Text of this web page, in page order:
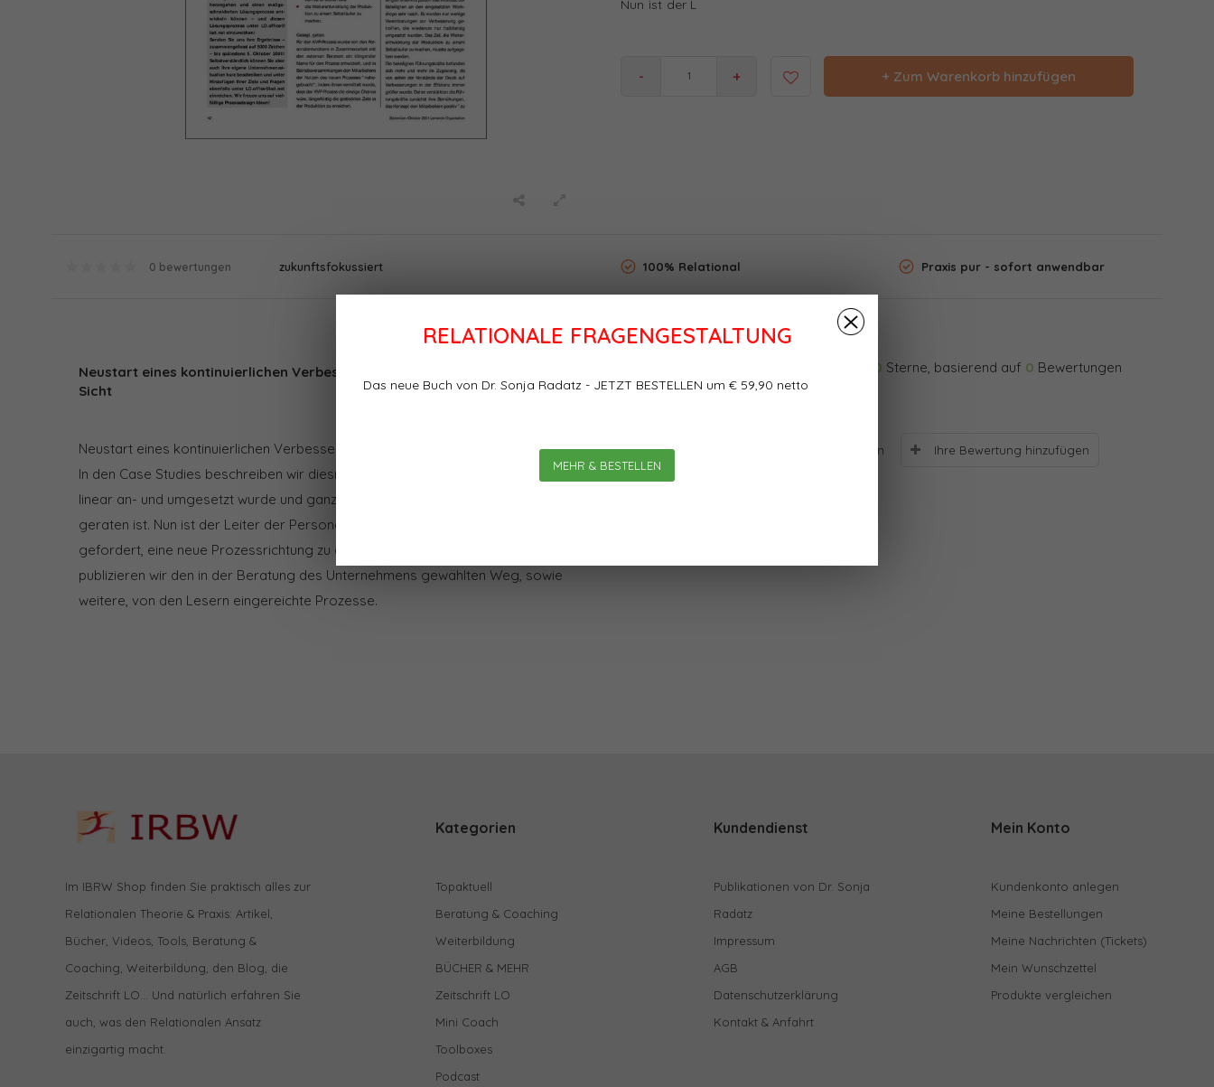
RELATIONALE FRAGENGESTALTUNG
Das neue Buch von Dr. Sonja Radatz - JETZT BESTELLEN um € 59,90 netto
MEHR & BESTELLEN
Nun ist der L
- + + Zum Warenkorb hinzufügen
0 bewertungen zukunftsfokussiert 100% Relational Praxis pur - sofort anwendbar
Neustart eines kontinuierlichen Verbesserungsprozesses aus systemischer
Sicht
Neustart eines kontinuierlichen Verbesserungsprozesses aus systemischer Sicht
In den Case Studies beschreiben wir diesmal den Fall eines KVP-Prozesses, der
linear an- und umgesetzt wurde und ganz offensichtlich in eine Sakkgasse
geraten ist. Nun ist der Leiter der Personal- und Organisationsentwikklung
gefordert, eine neue Prozessrichtung zu definieren. In der nächsten Ausgabe
publizieren wir den in der Beratung des Unternehmens gewählten Weg, sowie
weitere, von den Lesern eingereichte Prozesse.
0 Sterne, basierend auf 0 Bewertungen
0Sterne, basierend auf Bewertungen Ihre Bewertung hinzufügen
Im IBRW Shop finden Sie praktisch alles zur
Relationalen Theorie & Praxis: Artikel,
Bücher, Videos, Tools, Beratung &
Coaching, Weiterbildung, den Blog, die
Zeitschrift LO… Und natürlich erfahren Sie
auch, was den Relationalen Ansatz
einzigartig macht.
Kategorien
Topaktuell
Beratung & Coaching
Weiterbildung
BÜCHER & MEHR
Zeitschrift LO
Mini Coach
Toolboxes
Podcast
Kundendienst
Publikationen von Dr. Sonja
Radatz
Impressum
AGB
Datenschutzerklärung
Kontakt & Anfahrt
Mein Konto
Kundenkonto anlegen
Meine Bestellungen
Meine Nachrichten (Tickets)
Mein Wunschzettel
Produkte vergleichen